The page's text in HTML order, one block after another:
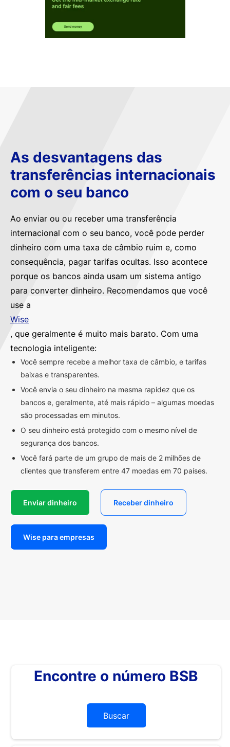
As desvantagens das
transferências internacionais
com o seu banco
Ao enviar ou ou receber uma transferência
internacional com o seu banco, você pode perder
dinheiro com uma taxa de câmbio ruim e, como
consequência, pagar tarifas ocultas. Isso acontece
porque os bancos ainda usam um sistema antigo
para converter dinheiro. Recomendamos que você
use a
Wise
, que geralmente é muito mais barato. Com uma
tecnologia inteligente:
Você sempre recebe a melhor taxa de câmbio, e tarifas
baixas e transparentes.
Você envia o seu dinheiro na mesma rapidez que os
bancos e, geralmente, até mais rápido – algumas moedas
são processadas em minutos.
O seu dinheiro está protegido com o mesmo nível de
segurança dos bancos.
Você fará parte de um grupo de mais de 2 milhões de
clientes que transferem entre 47 moedas em 70 países.
Enviar dinheiro Receber dinheiro
Wise para empresas
Encontre o número BSB
Buscar